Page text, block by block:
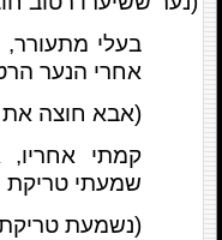
בעלי מתעורר,
אחרי הנער
(אבא חוצה את
קמתי אחריו,
שמעתי טריקת
(נשמעת